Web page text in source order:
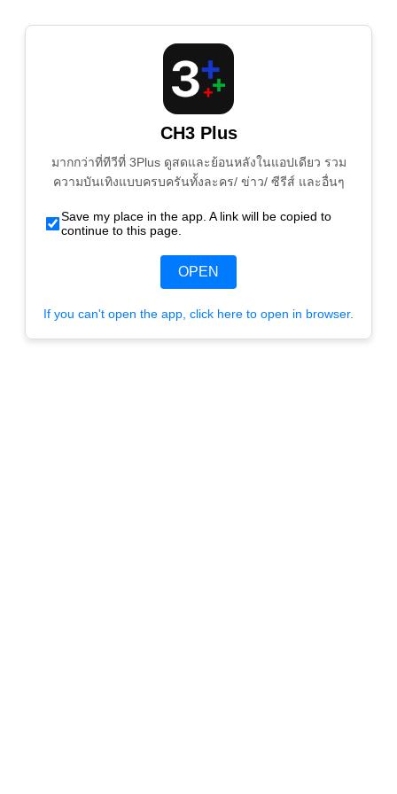
CH3 Plus
มากกว่าที่ทีวีที่ 3Plus ดูสดและย้อนหลังในแอปเดียว รวม
ความบันเทิงแบบครบครันทั้งละคร/ ข่าว/ ซีรีส์ และอื่นๆ
Save my place in the app. A link will be copied to
continue to this page.
OPEN
If you can't open the app, click here to open in browser.